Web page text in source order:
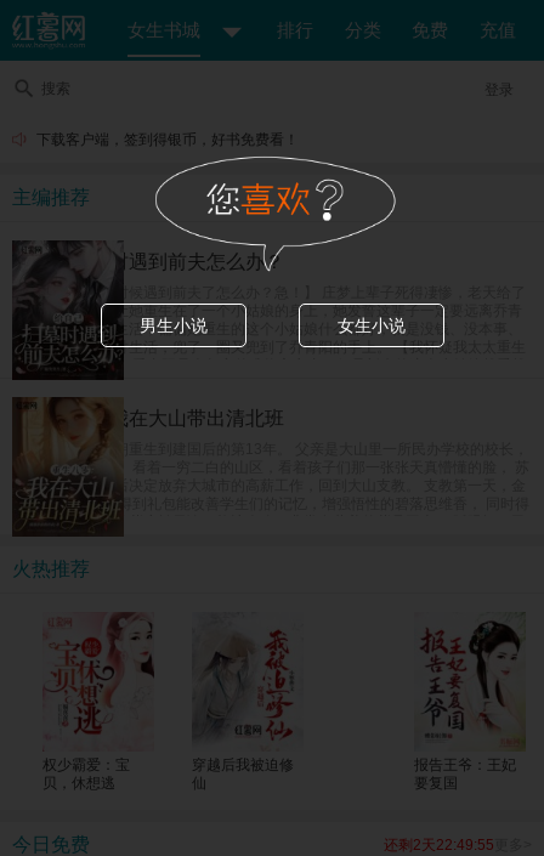
女生书城 排行 分类 免费 充值
搜索 登录
下载客户端，签到得银币，好书免费看！
主编推荐
给自己扫墓时遇到前夫怎么办？
【给自己上坟的时候遇到前夫了怎么办？急！】 庄梦上辈子死得凄惨，老天给了
她重开的机会，让她重生在了一个小姑娘的身上，她发誓这辈子一定要远离乔青
阳，奔向美好新生活，偏偏她重生的这个小姑娘什么都好，就是没钱、没本事、
没学历，她为了讨生活，兜了一圈又兜到了乔青阳的手上。 【我怀疑我太太重生
了怎么办？急！】 乔青阳是个坚定的唯物主义者，但是新来的这个小姑娘越看越
像是庄梦死后换的新马甲，难道是老天爷看他死了老婆这么可怜，又把他老婆送
回来了？
重生八零：我在大山带出清北班
女富豪苏茵茵一朝重生到建国后的第13年。 父亲是大山里一所民办学校的校长，
也是唯一的老师。 看着一穷二白的山区，看着孩子们那一张张天真懵懂的脸， 苏
茵茵在完成学业后决定放弃大城市的高薪工作，回到大山支教。 支教第一天，金
手指系统上线。 得到礼包能改善学生们的记忆，增强悟性的碧落思维香， 同时得
到了能强身健体的紫府转元诀，能让人吃了非常有营养的紫晶玉米， 眨眼间，民
办小学升级成民办中学，父女俩教出来的学生一个个进城拿竞赛名次，毕业班高
考生一个个上了清北！ 全国人民震惊，纷纷发来贺电，“苏老师，明年我能把孩子
转过来吗？大山的修路费我包了！”
火热推荐
权少霸爱：宝
贝，休想逃
穿越后我被迫修
仙
报告王爷：王妃
要复国
今日免费 还剩2天22:49:55
男生小说 女生小说